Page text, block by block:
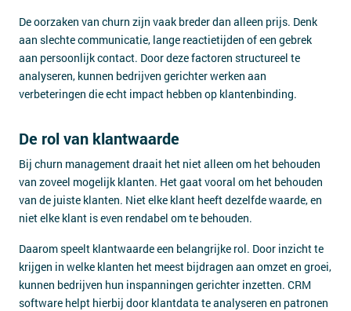
De oorzaken van churn zijn vaak breder dan alleen prijs. Denk
aan slechte communicatie, lange reactietijden of een gebrek
aan persoonlijk contact. Door deze factoren structureel te
analyseren, kunnen bedrijven gerichter werken aan
verbeteringen die echt impact hebben op klantenbinding.
De rol van klantwaarde
Bij churn management draait het niet alleen om het behouden
van zoveel mogelijk klanten. Het gaat vooral om het behouden
van de juiste klanten. Niet elke klant heeft dezelfde waarde, en
niet elke klant is even rendabel om te behouden.
Daarom speelt klantwaarde een belangrijke rol. Door inzicht te
krijgen in welke klanten het meest bijdragen aan omzet en groei,
kunnen bedrijven hun inspanningen gerichter inzetten. CRM
software helpt hierbij door klantdata te analyseren en patronen